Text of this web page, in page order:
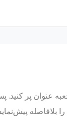
عنوان پر کنید.
بلافاصله